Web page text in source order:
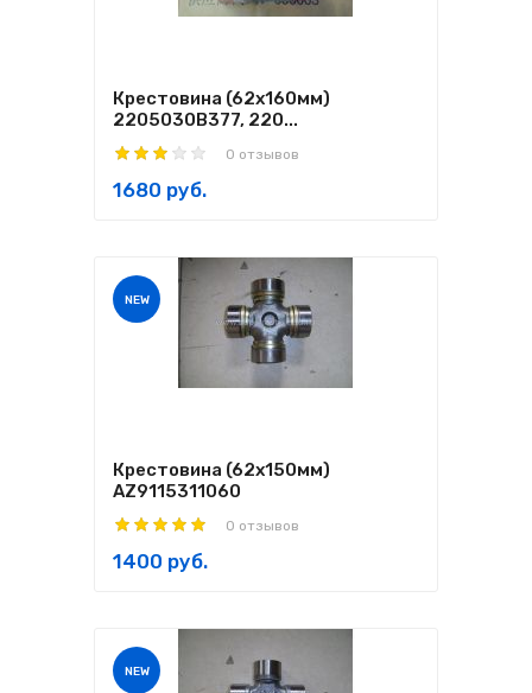
Крестовина (62х160мм)
2205030B377, 220...
0 отзывов
1680 руб.
NEW
Крестовина (62х150мм)
AZ9115311060
0 отзывов
1400 руб.
NEW